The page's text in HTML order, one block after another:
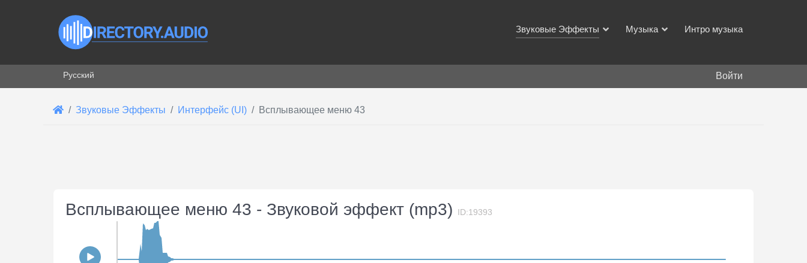
Звуковые Эффекты Музыка Интро музыка
Выберите язык
Русский Войти
Звуковые Эффекты Интерфейс (UI) Всплывающее меню 43
Всплывающее меню 43 - Звуковой эффект (mp3) ID:19393